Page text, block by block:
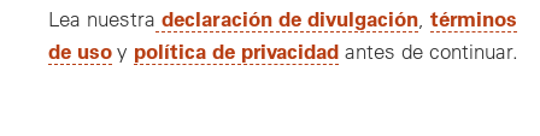
Lea nuestra declaración de divulgación términos
de usoy política de privacidad antes de continuar.